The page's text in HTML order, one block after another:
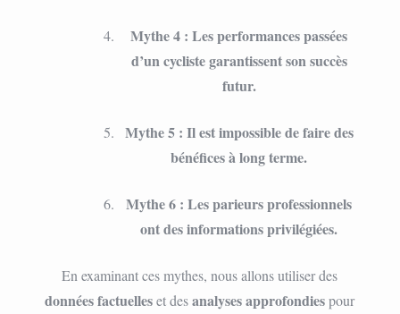
Mythe 4 : Les performances passées
d’un cycliste garantissent son succès
futur.
Mythe 5 : Il est impossible de faire des
bénéfices à long terme.
Mythe 6 : Les parieurs professionnels
ont des informations privilégiées.
En examinant ces mythes, nous allons utiliser des
données factuelleset desanalyses approfondiespour